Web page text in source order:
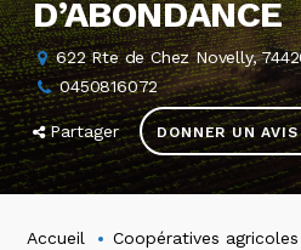
D’ABONDANCE
622 Rte de Chez Novelly,
0450816072
Partager DONNER UN AVIS
Accueil
Coopératives agricoles